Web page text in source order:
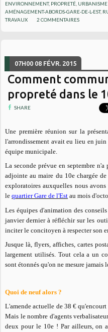
ENVIRONNEMENT, PROPRETÉ URBANISME
AMÉNAGEMENT-ABORDS-GARE-DE-L-EST,
TRAVAUX
2 COMMENTAIRES
07H00 08 FÉVR. 2015
Comment
propreté dans le
SHARE
Une première réunion sur la
l'arrondissement avait eu lieu en
équipe municipale.
La seconde prévue en septembre
adjointe au maire du 10e chargée
exploratoires auxquelles nous
lequartier Gare de l'Est au mois
Les équipes d'animation des
janvier dernier à réfléchir sur les
inciter le concitoyen à respecter son
Jusque là, flyers, affiches, cartes
largement utilisés. Tout cela a un
sont étonnés qu'on ne mesure jamais
Quoi de neuf alors ?
L'amende actuelle de 38 €
Mais le nombre d'agents
deux pour le 10e ! Par ailleurs, on